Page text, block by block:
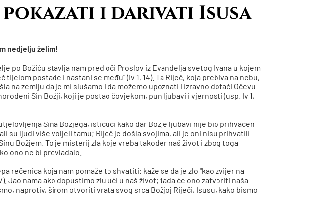
i darivati Isusa
nedjelju želim!
po Božiću stavlja nam pred oči Proslov iz Evanđelja svetog Ivana u kojem
tijelom postade i nastani se među" (Iv 1, 14). Ta Riječ, koja prebiva na nebu,
na zemlju da je mi slušamo i da možemo upoznati i izravno dotaći Očevu
Sin Božji, koji je postao čovjekom, pun ljubavi i vjernosti (usp. Iv 1,
Sina Božjega, ističući kako dar Božje ljubavi nije bio prihvaćen
su ljudi više voljeli tamu; Riječ je došla svojima, ali je oni nisu prihvatili
Božjem. To je misterij zla koje vreba također naš život i zbog toga
ono ne bi prevladalo.
rečenica koja nam pomaže to shvatiti: kaže se da je zlo "kao zvijer na
Jao nama ako dopustimo zlu ući u naš život; tada će ono zatvoriti naša
naprotiv, širom otvoriti vrata svog srca Božjoj Riječi, Isusu, kako bismo